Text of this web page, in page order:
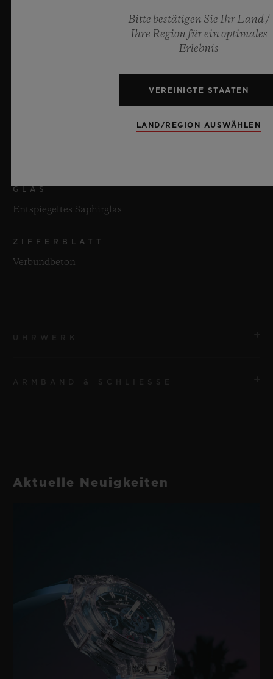
GLAS
Entspiegeltes Saphirglas
ZIFFERBLATT
Verbundbeton
Aktuelle Neuigkeiten
Bitte bestätigen Sie Ihr Land /
Ihre Region für ein optimales
Erlebnis
VEREINIGTE STAATEN
LAND/REGION AUSWÄHLEN